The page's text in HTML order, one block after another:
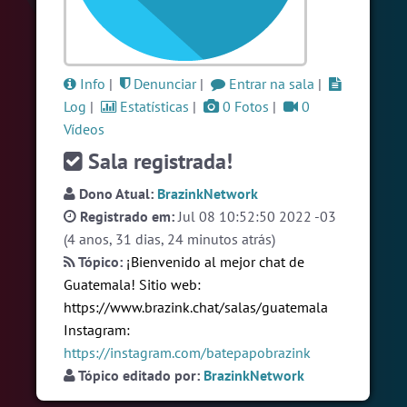
#RadioModao
5 pessoas
#LoveHits
5 pessoas
#Sexo
+18
5 pessoas
Ver todas as salas
🎁 Promoção 🛍 Crie seu Chat e Rádio 📻
com Site e Chat Bot 🤖 de Pedidos
English Português Español © 2018 Brazink
Info | Denunciar| Entrar na sala |
Log | Estatísticas | 0 Fotos |
0
Vídeos
Sala registrada!
Dono Atual: BrazinkNetwork
Registrado em:Jul 08 10:52:50 2022 -03
(4 anos, 31 dias, 24 minutos atrás)
Tópico: ¡Bienvenido al mejor chat de
Guatemala! Sitio web:
https://www.brazink.chat/salas/guatemala
Instagram:
https://instagram.com/batepapobrazink
Tópico editado por: BrazinkNetwork